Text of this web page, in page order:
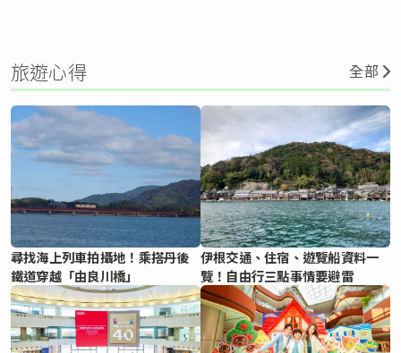
旅遊心得 全部
尋找海上列車拍攝地！乘搭丹後
鐵道穿越「由良川橋」
伊根交通、住宿、遊覽船資料一
覽！自由行三點事情要避雷